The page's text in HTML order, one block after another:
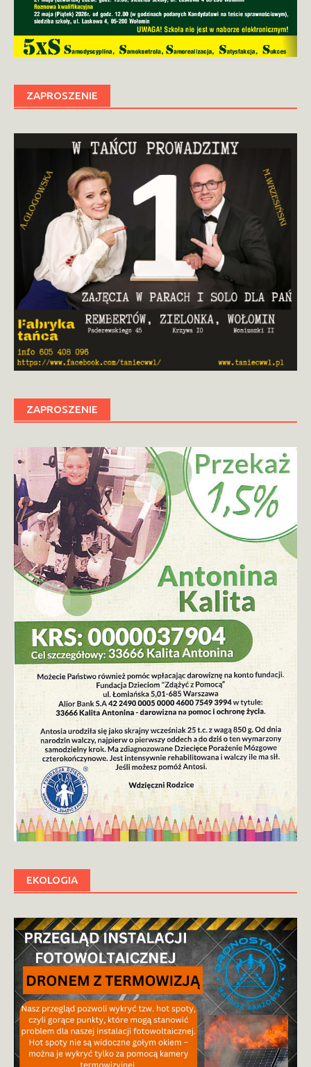
ZAPROSZENIE
ZAPROSZENIE
EKOLOGIA